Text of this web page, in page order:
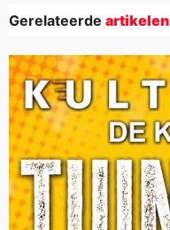
Gerelateerde artikelen